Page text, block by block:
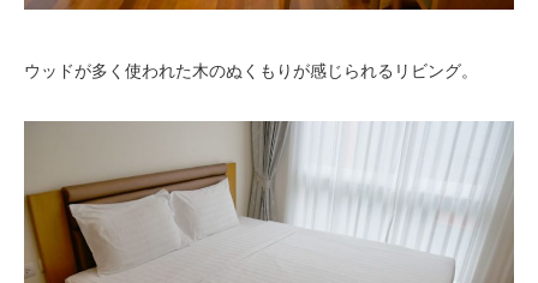
ウッドが多く使われた木のぬくもりが感じられるリビング。